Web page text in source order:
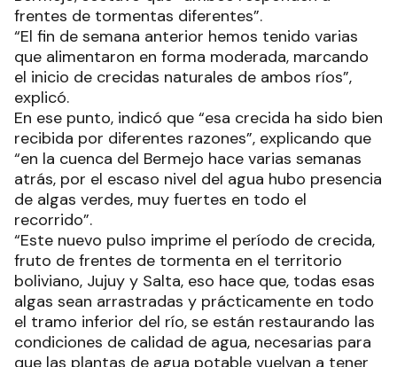
frentes de tormentas diferentes”.
“El fin de semana anterior hemos tenido varias
que alimentaron en forma moderada, marcando
el inicio de crecidas naturales de ambos ríos”,
explicó.
En ese punto, indicó que “esa crecida ha sido bien
recibida por diferentes razones”, explicando que
“en la cuenca del Bermejo hace varias semanas
atrás, por el escaso nivel del agua hubo presencia
de algas verdes, muy fuertes en todo el
recorrido”.
“Este nuevo pulso imprime el período de crecida,
fruto de frentes de tormenta en el territorio
boliviano, Jujuy y Salta, eso hace que, todas esas
algas sean arrastradas y prácticamente en todo
el tramo inferior del río, se están restaurando las
condiciones de calidad de agua, necesarias para
que las plantas de agua potable vuelvan a tener